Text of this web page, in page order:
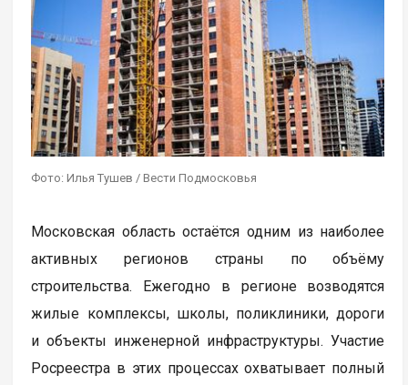
Фото: Илья Тушев / Вести Подмосковья
Московская область остаётся одним из наиболее
активных регионов страны по объёму
строительства. Ежегодно в регионе возводятся
жилые комплексы, школы, поликлиники, дороги
и объекты инженерной инфраструктуры. Участие
Росреестра в этих процессах охватывает полный